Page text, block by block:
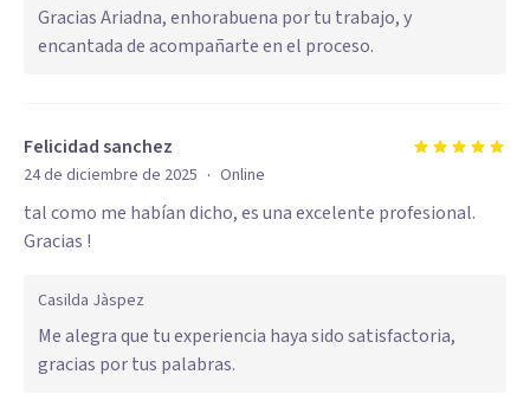
Gracias Ariadna, enhorabuena por tu trabajo, y
encantada de acompañarte en el proceso.
Felicidad sanchez
24 de diciembre de 2025 · Online
tal como me habían dicho, es una excelente profesional.
Gracias !
Casilda Jàspez
Me alegra que tu experiencia haya sido satisfactoria,
gracias por tus palabras.